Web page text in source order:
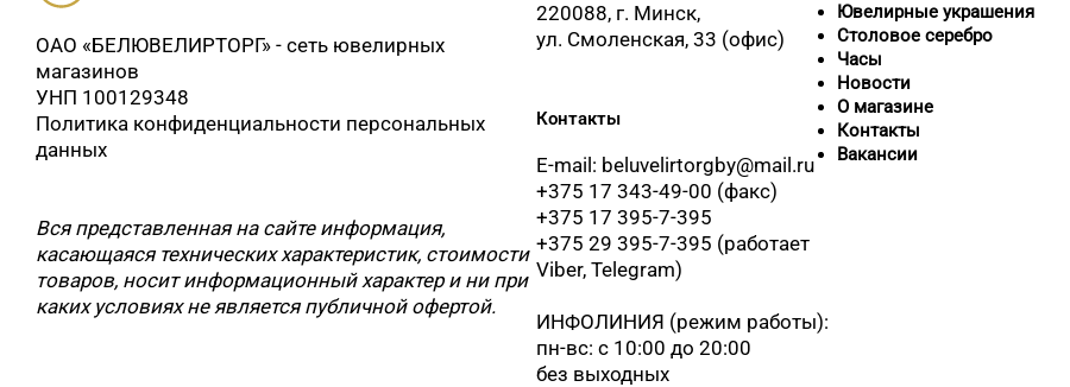
ОАО «БЕЛЮВЕЛИРТОРГ» - сеть ювелирных
магазинов
УНП 100129348
Политика конфиденциальности персональных
данных
Вся представленная на сайте информация,
касающаяся технических характеристик, стоимости
товаров, носит информационный характер и ни при
каких условиях не является публичной офертой.
220088, г. Минск,
ул. Смоленская, 33 (офис)
Контакты
E-mail: beluvelirtorgby@mail.ru
+375 17 343-49-00 (факс)
+375 17 395-7-395
+375 29 395-7-395 (работает
Viber, Telegram)
ИНФОЛИНИЯ (режим работы):
пн-вс: с 10:00 до 20:00
без выходных
Ювелирные украшения
Столовое серебро
Часы
Новости
О магазине
Контакты
Вакансии